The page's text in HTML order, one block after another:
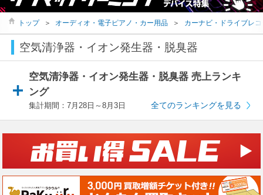
トップ ＞ オーディオ・電子ピアノ・カー用品 ＞ カーナビ・ドライブレ
空気清浄器・イオン発生器・脱臭器
空気清浄器・イオン発生器・脱臭器 売上ランキ
ング
集計期間：7月28日～8月3日 全てのランキングを見る